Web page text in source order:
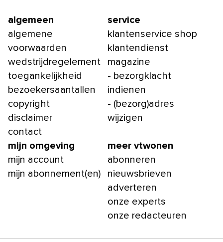
algemeen
algemene
voorwaarden
wedstrijdregelement
toegankelijkheid
bezoekersaantallen
copyright
disclaimer
contact
service
klantenservice shop
klantendienst
magazine
- bezorgklacht
indienen
- (bezorg)adres
wijzigen
mijn omgeving
mijn account
mijn abonnement(en)
meer vtwonen
abonneren
nieuwsbrieven
adverteren
onze experts
onze redacteuren